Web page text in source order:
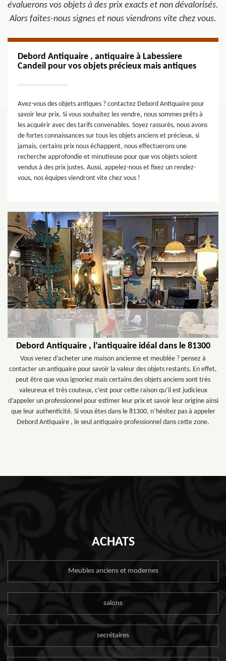
évaluerons vos objets à des prix exacts et non dévalorisés.
Alors faites-nous signes et nous viendrons vite chez vous.
Debord Antiquaire , antiquaire à Labessiere
Candeil pour vos objets précieux mais antiques
Avez-vous des objets antiques ? contactez Debord Antiquaire pour
savoir leur prix. Si vous souhaitez les vendre, nous sommes prêts à
les acquérir avec des tarifs convenables. Soyez rassurés, nous avons
de fortes connaissances sur tous les objets anciens et précieux, si
jamais, certains prix nous échappent, nous effectuerons une
recherche approfondie et minutieuse pour que vos objets soient
vendus à des prix justes. Aussi, appelez-nous et fixez un rendez-
vous, nos équipes viendront vite chez vous !
Debord Antiquaire , l’antiquaire idéal dans le 81300
Vous venez d’acheter une maison ancienne et meublée ? pensez à
contacter un antiquaire pour savoir la valeur des objets restants. En effet,
peut être que vous ignoriez mais certains des objets anciens sont très
valeureux et très couteux, c’est pour cette raison qu’il est judicieux
d’appeler un professionnel pour estimer leur prix et savoir leur origine ainsi
que leur authenticité. Si vous êtes dans le 81300, n’hésitez pas à appeler
Debord Antiquaire , le seul antiquaire professionnel dans cette zone.
ACHATS
Meubles anciens et modernes
salons
secrétaires